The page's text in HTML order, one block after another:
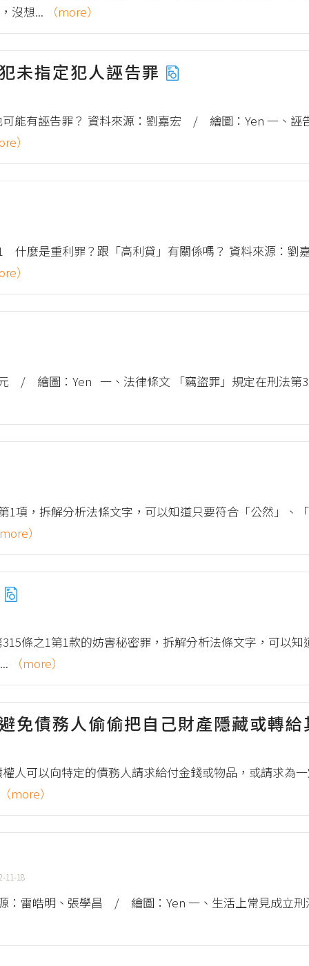
沒想...
（more）
未指定犯人誣告罪
能有誣告罪？ 資料來源：劉嘉宏 / 繪圖：Yen 一、誣
）
什麼是重利罪？跟「高利貸」有關係嗎？ 資料來源：
）
/ 繪圖：Yen 一、法律條文 「竊盜罪」規定在刑法第
1項，拆解分析法條文字，可以知道只要符合「公然」、
）
條之1第1款的妨害秘密罪，拆解分析法條文字，可以
（more）
免債務人偷偷把自己財產隱藏或轉
人可以向特定的債務人請求給付金錢或物品，或請求為
（more）
11-18
雷皓明、張學昌 / 繪圖：Yen 一、生活上常見成立刑